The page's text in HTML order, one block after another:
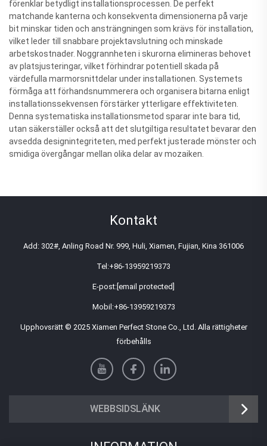
förenklar betydligt installationsprocessen. De perfekt
matchande kanterna och konsekventa dimensionerna på varje
bit minskar tiden och ansträngningen som krävs för installation,
vilket leder till snabbare projektavslutning och minskade
arbetskostnader. Noggrannheten i skurorna elimineras behovet
av platsjusteringar, vilket förhindrar potentiell skada på
värdefulla marmorsnittdelar under installationen. Systemets
förmåga att förhandsnummerera och organisera bitarna enligt
installationssekvensen förstärker ytterligare effektiviteten.
Denna systematiska installationsmetod sparar inte bara tid,
utan säkerställer också att det slutgiltiga resultatet bevarar den
avsedda designintegriteten, med perfekt justerade mönster och
smidiga övergångar mellan olika delar av mozaiken.
Kontakt
Add: 302#, Anling Road Nr. 999, Huli, Xiamen, Fujian, Kina 361006
Tel:+86-13959219373
E-post:[email protected]
Mobil:+86-13959219373
Upphovsrätt © 2025 Xiamen Perfect Stone Co., Ltd. Alla rättigheter
förbehålls
WEBBSIDSLÄNK